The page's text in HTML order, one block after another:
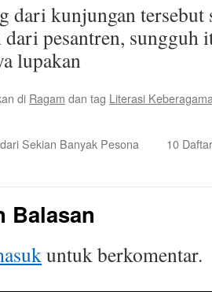
dari kunjungan tersebut
dari pesantren, sungguh
lupakan
di Ragam dan tag Literasi
Sekian Banyak Pesona
10
Balasan
untuk berkomentar.